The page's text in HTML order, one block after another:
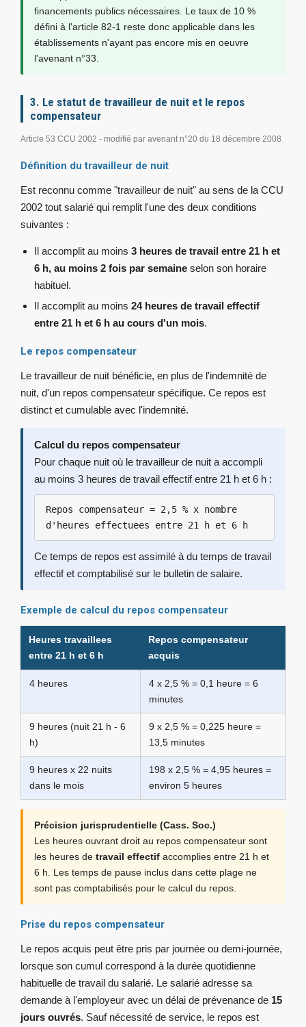
financements publics nécessaires. Le taux de 10 %
défini à l'article 82-1 reste donc applicable dans les
établissements n'ayant pas encore mis en oeuvre
l'avenant n°33.
3. Le statut de travailleur de nuit et le repos
compensateur
Article 53 CCU 2002 - modifié par avenant n°20 du 18 décembre 2008
Définition du travailleur de nuit
Est reconnu comme "travailleur de nuit" au sens de la CCU
2002 tout salarié qui remplit l'une des deux conditions
suivantes :
Il accomplit au moins 3 heures de travail entre 21 h et
6 h, au moins 2 fois par semaine selon son horaire
habituel.
Il accomplit au moins 24 heures de travail effectif
entre 21 h et 6 h au cours d'un mois.
Le repos compensateur
Le travailleur de nuit bénéficie, en plus de l'indemnité de
nuit, d'un repos compensateur spécifique. Ce repos est
distinct et cumulable avec l'indemnité.
Calcul du repos compensateur
Pour chaque nuit où le travailleur de nuit a accompli
au moins 3 heures de travail effectif entre 21 h et 6 h :
Repos compensateur = 2,5 % x nombre
d'heures effectuees entre 21 h et 6 h
Ce temps de repos est assimilé à du temps de travail
effectif et comptabilisé sur le bulletin de salaire.
Exemple de calcul du repos compensateur
Heures travaillees
entre 21 h et 6 h
Repos compensateur
acquis
4 heures
4 x 2,5 % = 0,1 heure = 6
minutes
9 heures (nuit 21 h - 6
h)
9 x 2,5 % = 0,225 heure =
13,5 minutes
9 heures x 22 nuits
dans le mois
198 x 2,5 % = 4,95 heures =
environ 5 heures
Précision jurisprudentielle (Cass. Soc.)
Les heures ouvrant droit au repos compensateur sont
les heures de travail effectif accomplies entre 21 h et
6 h. Les temps de pause inclus dans cette plage ne
sont pas comptabilisés pour le calcul du repos.
Prise du repos compensateur
Le repos acquis peut être pris par journée ou demi-journée,
lorsque son cumul correspond à la durée quotidienne
habituelle de travail du salarié. Le salarié adresse sa
demande à l'employeur avec un délai de prévenance de 15
jours ouvrés. Sauf nécessité de service, le repos est